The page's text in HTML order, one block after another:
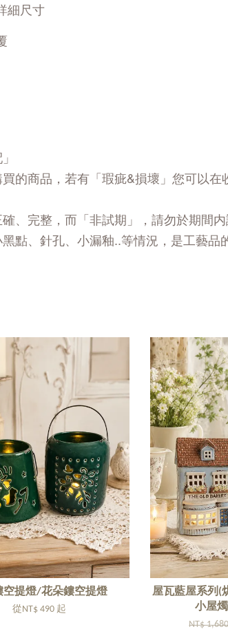
細尺寸
的商品，若有「瑕疵&損壞」您可以
、完整，而「非試期」，請勿於期間内
點、針孔、小漏釉..等情況，是工藝
空提燈/花朵鏤空提燈
從 NT$ 490 起
屋瓦藍屋系列(
小屋
NT$